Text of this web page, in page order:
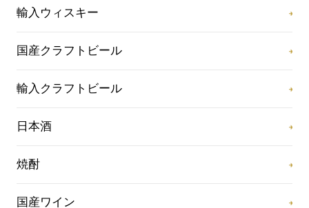
輸入ウィスキー
国産クラフトビール
輸入クラフトビール
日本酒
焼酎
国産ワイン